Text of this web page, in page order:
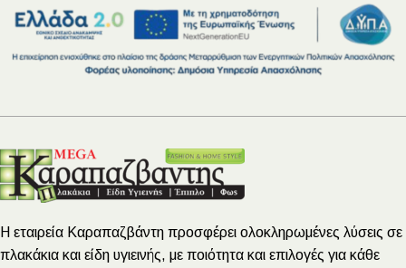
Η εταιρεία Καραπαζβάντη προσφέρει ολοκληρωμένες λύσεις σε
πλακάκια και είδη υγιεινής, με ποιότητα και επιλογές για κάθε